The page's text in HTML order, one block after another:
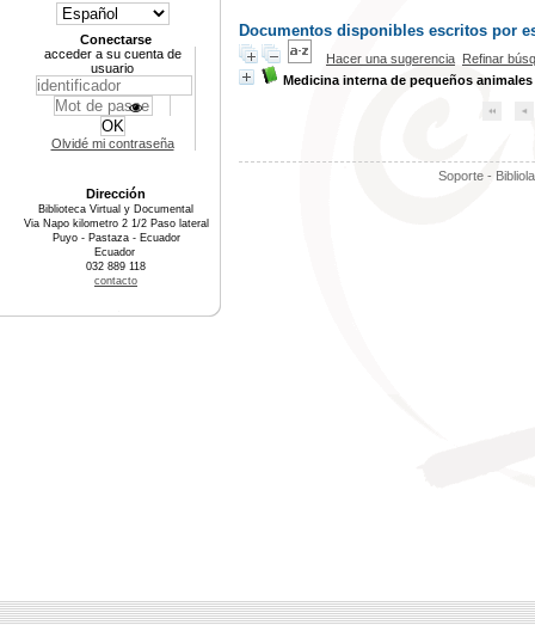
Documentos disponibles escritos por
Hacer una sugerencia Refinar
Medicina interna de pequeños animales
Soporte -
Conectarse
acceder a su cuenta de
usuario
Olvidé mi contraseña
Dirección
Biblioteca Virtual y Documental
Via Napo kilometro 2 1/2 Paso lateral
Puyo - Pastaza - Ecuador
Ecuador
032 889 118
contacto